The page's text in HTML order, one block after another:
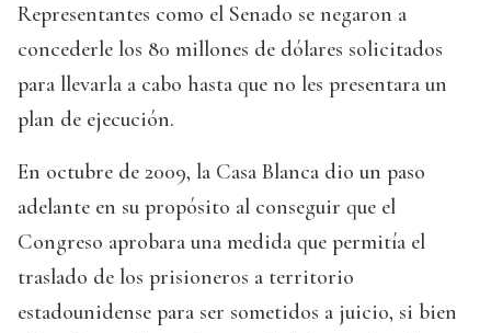
Representantes como el Senado se negaron a
concederle los 80 millones de dólares solicitados
para llevarla a cabo hasta que no les presentara un
plan de ejecución.
En octubre de 2009, la Casa Blanca dio un paso
adelante en su propósito al conseguir que el
Congreso aprobara una medida que permitía el
traslado de los prisioneros a territorio
estadounidense para ser sometidos a juicio, si bien